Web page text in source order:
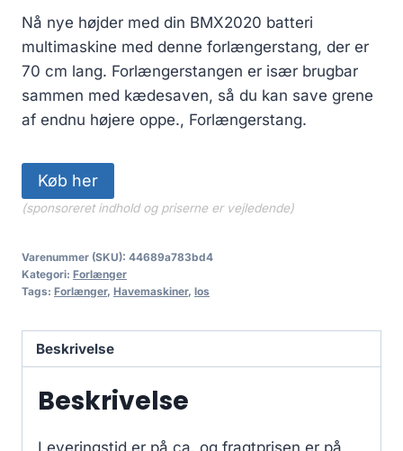
Nå nye højder med din BMX2020 batteri
multimaskine med denne forlængerstang, der er
70 cm lang. Forlængerstangen er især brugbar
sammen med kædesaven, så du kan save grene
af endnu højere oppe., Forlængerstang.
Køb her
(sponsoreret indhold og priserne er vejledende)
Varenummer (SKU): 44689a783bd4
Kategori: Forlænger
Tags: Forlænger, Havemaskiner, los
Beskrivelse
Beskrivelse